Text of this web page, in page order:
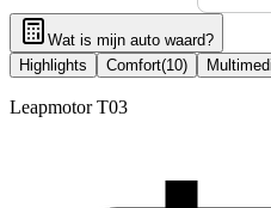
Wat is mijn auto waard?
Highlights
Comfort(10)
Leapmotor T03